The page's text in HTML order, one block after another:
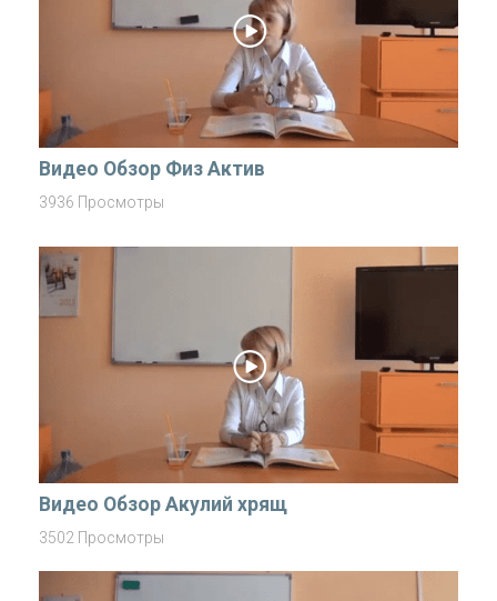
Видео Обзор Физ Актив
3936 Просмотры
Видео Обзор Акулий хрящ
3502 Просмотры